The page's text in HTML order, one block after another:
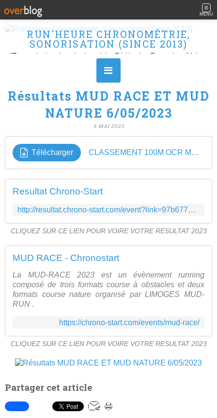
MENU
RUN'HEURE CHRONOMÉTRIE,
SONORISATION (SINCE 2013)
Résultats MUD RACE ET MUD
NATURE 6/05/2023
6 MAI 2023
Télécharger CLASSEMENT 100M OCR MUD RACE 2023
Resultat Chrono-Start
http://resultat.chrono-start.com/event?link=97b677813422fb74b7f953c1e847b83c
CLIQUEZ SUR CE LIEN POUR VOIRE VOTRE RESULTAT 2023
MUD RACE - Chronostart
La MUD-RACE 2023 est un évènement running
composé de trois formats course à obstacles et deux
formats course nature organisé par LIMOGES MUD-
RUN .
https://chrono-start.com/events/mud-race/
CLIQUEZ SUR CE LIEN POUR VOIRE VOTRE RESULTAT 2023
Partager cet article